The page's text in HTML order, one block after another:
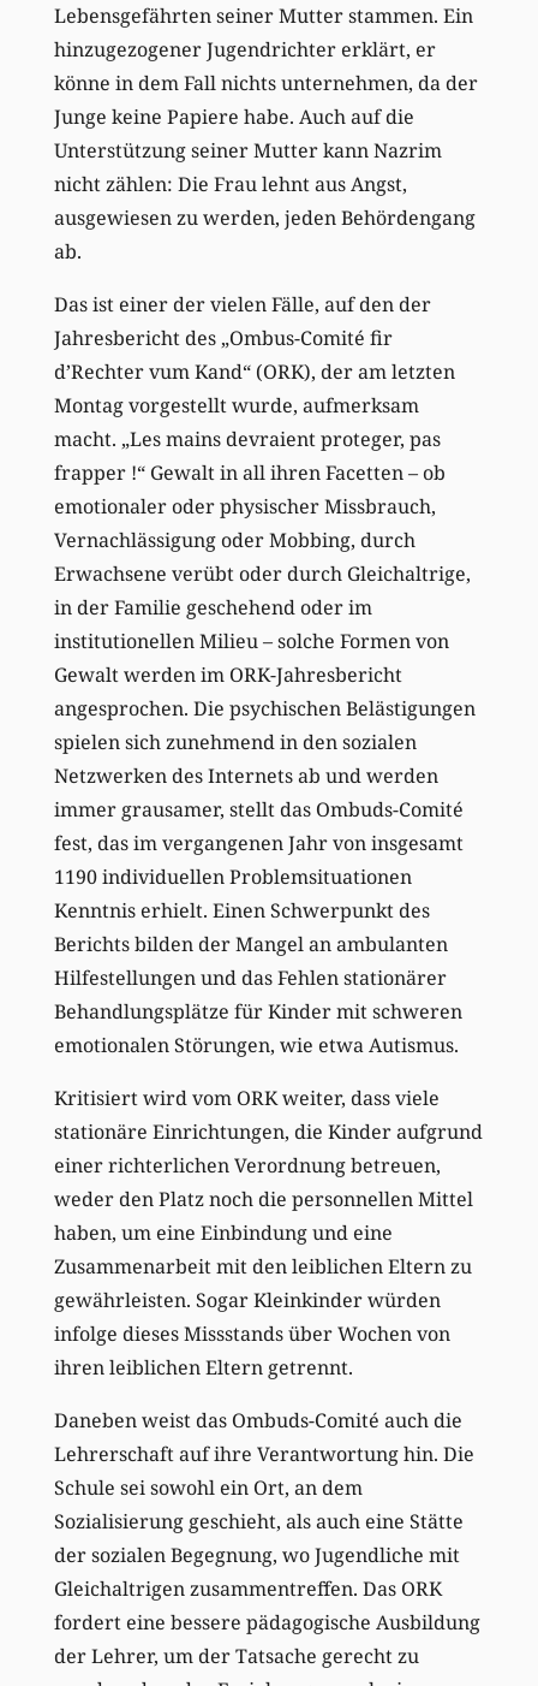
Lebensgefährten seiner Mutter stammen. Ein
hinzugezogener Jugendrichter erklärt, er
könne in dem Fall nichts unternehmen, da der
Junge keine Papiere habe. Auch auf die
Unterstützung seiner Mutter kann Nazrim
nicht zählen: Die Frau lehnt aus Angst,
ausgewiesen zu werden, jeden Behördengang
ab.
Das ist einer der vielen Fälle, auf den der
Jahresbericht des „Ombus-Comité fir
d’Rechter vum Kand“ (ORK), der am letzten
Montag vorgestellt wurde, aufmerksam
macht. „Les mains devraient proteger, pas
frapper !“ Gewalt in all ihren Facetten – ob
emotionaler oder physischer Missbrauch,
Vernachlässigung oder Mobbing, durch
Erwachsene verübt oder durch Gleichaltrige,
in der Familie geschehend oder im
institutionellen Milieu – solche Formen von
Gewalt werden im ORK-Jahresbericht
angesprochen. Die psychischen Belästigungen
spielen sich zunehmend in den sozialen
Netzwerken des Internets ab und werden
immer grausamer, stellt das Ombuds-Comité
fest, das im vergangenen Jahr von insgesamt
1190 individuellen Problemsituationen
Kenntnis erhielt. Einen Schwerpunkt des
Berichts bilden der Mangel an ambulanten
Hilfestellungen und das Fehlen stationärer
Behandlungsplätze für Kinder mit schweren
emotionalen Störungen, wie etwa Autismus.
Kritisiert wird vom ORK weiter, dass viele
stationäre Einrichtungen, die Kinder aufgrund
einer richterlichen Verordnung betreuen,
weder den Platz noch die personnellen Mittel
haben, um eine Einbindung und eine
Zusammenarbeit mit den leiblichen Eltern zu
gewährleisten. Sogar Kleinkinder würden
infolge dieses Missstands über Wochen von
ihren leiblichen Eltern getrennt.
Daneben weist das Ombuds-Comité auch die
Lehrerschaft auf ihre Verantwortung hin. Die
Schule sei sowohl ein Ort, an dem
Sozialisierung geschieht, als auch eine Stätte
der sozialen Begegnung, wo Jugendliche mit
Gleichaltrigen zusammentreffen. Das ORK
fordert eine bessere pädagogische Ausbildung
der Lehrer, um der Tatsache gerecht zu